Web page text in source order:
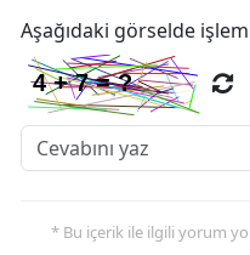
Aşağıdaki görselde
* Bu içerik ile ilgili yorum